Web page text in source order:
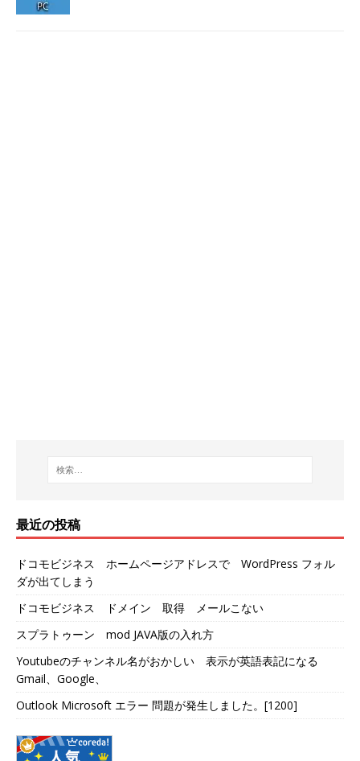
最近の投稿
ドコモビジネス ホームページアドレスで WordPress フォル
ダが出てしまう
ドコモビジネス ドメイン 取得 メールこない
スプラトゥーン mod JAVA版の入れ方
Youtubeのチャンネル名がおかしい 表示が英語表記になる
Gmail、Google、
Outlook Microsoft エラー 問題が発生しました。[1200]